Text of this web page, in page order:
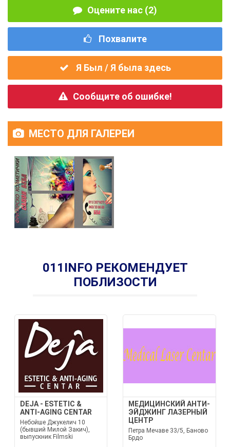
Оцените нас (2)
Похвалите
Я Был / Я была здесь
Сообщите об ошибке!
МЕСТО ДЛЯ ГАЛЕРЕИ
011INFO РЕКОМЕНДУЕТ
ПОБЛИЗОСТИ
DEJA - ESTETIC &
ANTI-AGING CENTAR
Небойше Джукелич 10
(бывший Милой Закич),
выпускник Filmski
МЕДИЦИНСКИЙ АНТИ-
ЭЙДЖИНГ ЛАЗЕРНЫЙ
ЦЕНТР
Петра Мечаве 33/5, Баново
Брдо